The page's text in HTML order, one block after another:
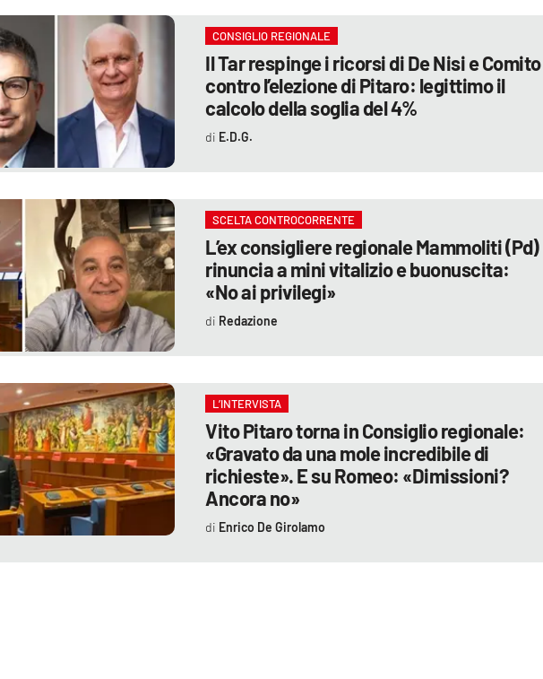
CONSIGLIO REGIONALE
Il Tar respinge i ricorsi di De Nisi e Comito
contro l’elezione di Pitaro: legittimo il
calcolo della soglia del 4%
E.D.G.
SCELTA CONTROCORRENTE
L’ex consigliere regionale Mammoliti (Pd)
rinuncia a mini vitalizio e buonuscita:
«No ai privilegi»
Redazione
L’INTERVISTA
Vito Pitaro torna in Consiglio regionale:
«Gravato da una mole incredibile di
richieste». E su Romeo: «Dimissioni?
Ancora no»
Enrico De Girolamo